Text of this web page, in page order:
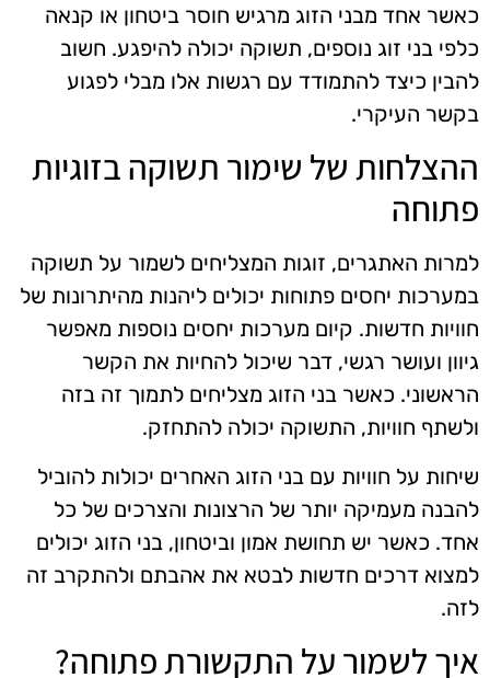
כאשר אחד מבני הזוג מרגיש חוסר ביטחון או קנאה
כלפי בני זוג נוספים, תשוקה יכולה להיפגע. חשוב
להבין כיצד להתמודד עם רגשות אלו מבלי לפגוע
בקשר העיקרי.
ההצלחות של שימור תשוקה בזוגיות
פתוחה
למרות האתגרים, זוגות המצליחים לשמור על תשוקה
במערכות יחסים פתוחות יכולים ליהנות מהיתרונות של
חוויות חדשות. קיום מערכות יחסים נוספות מאפשר
גיוון ועושר רגשי, דבר שיכול להחיות את הקשר
הראשוני. כאשר בני הזוג מצליחים לתמוך זה בזה
ולשתף חוויות, התשוקה יכולה להתחזק.
שיחות על חוויות עם בני הזוג האחרים יכולות להוביל
להבנה מעמיקה יותר של הרצונות והצרכים של כל
אחד. כאשר יש תחושת אמון וביטחון, בני הזוג יכולים
למצוא דרכים חדשות לבטא את אהבתם ולהתקרב זה
לזה.
איך לשמור על התקשורת פתוחה?